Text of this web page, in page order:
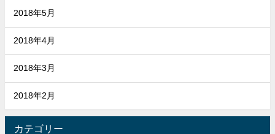
2018年5月
2018年4月
2018年3月
2018年2月
カテゴリー